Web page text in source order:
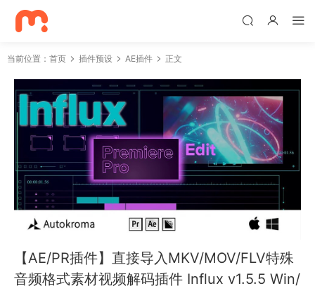
当前位置： 首页 插件预设 AE插件 正文
【AE/PR插件】直接导入MKV/MOV/FLV特殊
音频格式素材视频解码插件 Influx v1.5.5 Win/